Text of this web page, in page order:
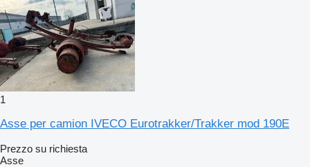
1
Asse per camion IVECO Eurotrakker/Trakker mod 190E
Prezzo su richiesta
Asse